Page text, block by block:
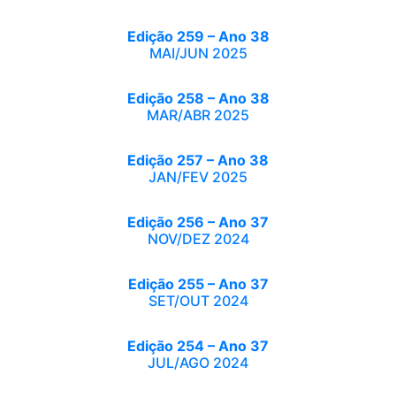
Edição 259 – Ano 38
MAI/JUN 2025
Edição 258 – Ano 38
MAR/ABR 2025
Edição 257 – Ano 38
JAN/FEV 2025
Edição 256 – Ano 37
NOV/DEZ 2024
Edição 255 – Ano 37
SET/OUT 2024
Edição 254 – Ano 37
JUL/AGO 2024